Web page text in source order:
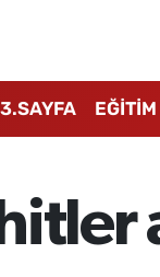
3.SAYFA EĞİTİM